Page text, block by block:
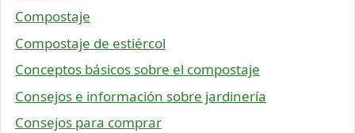
Compostaje
Compostaje de estiércol
Conceptos básicos sobre el compostaje
Consejos e información sobre jardinería
Consejos para comprar